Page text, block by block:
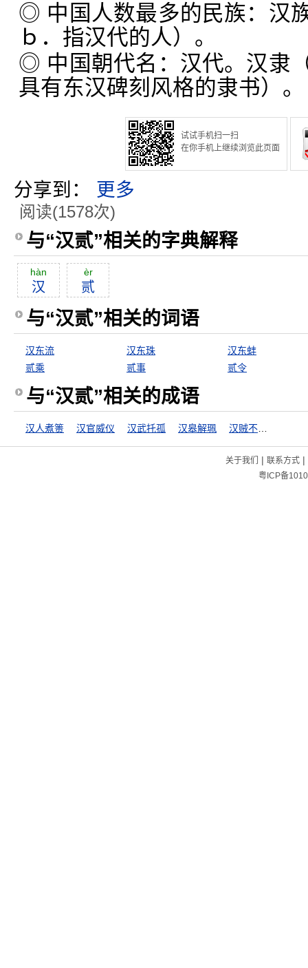
◎ 中国人数最多的民族：汉
ｂ．指汉代的人）。
◎ 中国朝代名：汉代。汉隶
具有东汉碑刻风格的隶书）。
试试手机扫一扫
在你手机上继续浏览此页面
分享到： 更多
阅读(1578次)
与“汉贰”相关的字典解释
hàn
汉
èr
贰
与“汉贰”相关的词语
汉东流 汉东珠
汉东蚌
贰乘
贰事 贰令
与“汉贰”相关的成语
汉人煮箦 汉官威仪 汉武托孤 汉皋解珮
关于我们 | 联系方式|
粤ICP备